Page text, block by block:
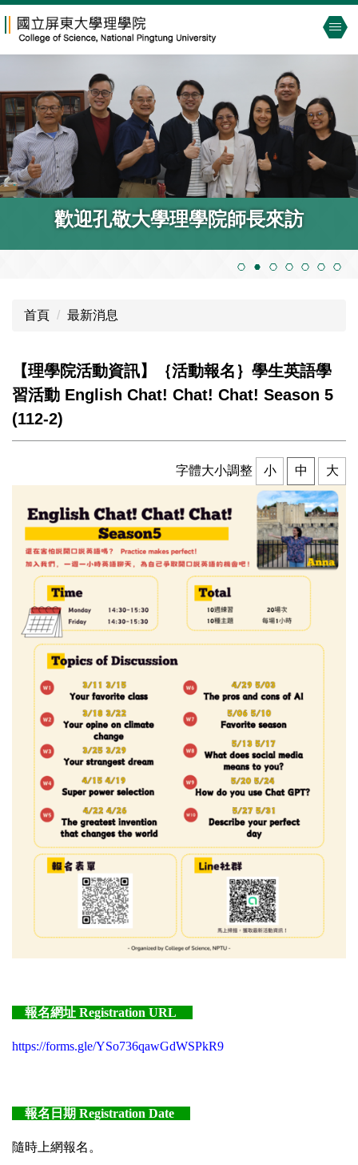
到
內
容
區
歡迎孔敬大學理學院師長來訪
首頁 最新消息
【理學院活動資訊】｛活動報名｝學生英語學
習活動 English Chat! Chat! Chat! Season 5
(112-2)
字體大小調整 小 中 大
報名網址 Registration URL
https://forms.gle/YSo736qawGdWSPkR9
報名日期 Registration Date
隨時上網報名。